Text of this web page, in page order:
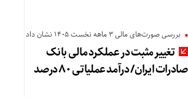
بررسی صورت‌های مالی 3 ماهه نخست 1405 نشان داد
تغییر مثبت در عملکرد مالی بانک
صادرات ایران/ درآمد عملیاتی ۸۰ درصد